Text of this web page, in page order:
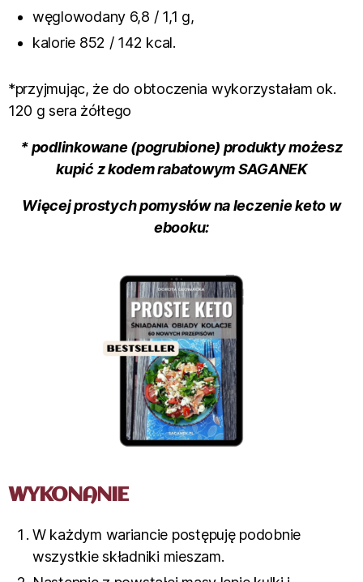
węglowodany 6,8 / 1,1 g,
kalorie 852 / 142 kcal.
*przyjmując, że do obtoczenia wykorzystałam ok.
120 g sera żółtego
* podlinkowane (pogrubione) produkty możesz
kupić z kodem rabatowym SAGANEK
Więcej prostych pomysłów na leczenie keto w
ebooku:
WYKONANIE
W każdym wariancie postępuję podobnie
wszystkie składniki mieszam.